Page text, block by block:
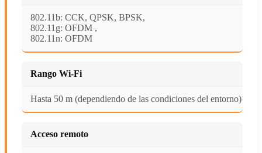
802.11b: CCK, QPSK, BPSK,
802.11g: OFDM ,
802.11n: OFDM
Rango Wi-Fi
Hasta 50 m (dependiendo de las condiciones del entorno)
Acceso remoto